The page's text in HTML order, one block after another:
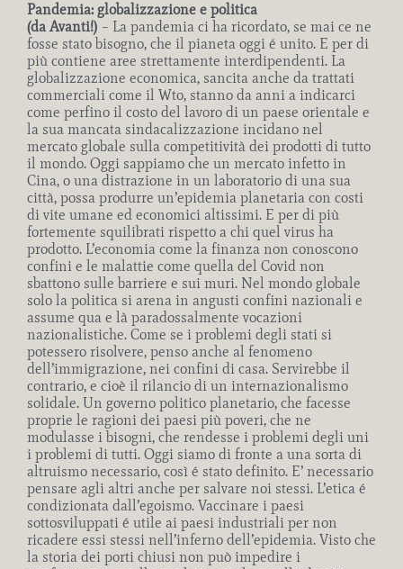
Pandemia: globalizzazione e politica
(da Avanti!) – La pandemia ci ha ricordato, se mai ce ne
fosse stato bisogno, che il pianeta oggi é unito. E per di
più contiene aree strettamente interdipendenti. La
globalizzazione economica, sancita anche da trattati
commerciali come il Wto, stanno da anni a indicarci
come perfino il costo del lavoro di un paese orientale e
la sua mancata sindacalizzazione incidano nel
mercato globale sulla competitività dei prodotti di tutto
il mondo. Oggi sappiamo che un mercato infetto in
Cina, o una distrazione in un laboratorio di una sua
città, possa produrre un’epidemia planetaria con costi
di vite umane ed economici altissimi. E per di più
fortemente squilibrati rispetto a chi quel virus ha
prodotto. L’economia come la finanza non conoscono
confini e le malattie come quella del Covid non
sbattono sulle barriere e sui muri. Nel mondo globale
solo la politica si arena in angusti confini nazionali e
assume qua e là paradossalmente vocazioni
nazionalistiche. Come se i problemi degli stati si
potessero risolvere, penso anche al fenomeno
dell’immigrazione, nei confini di casa. Servirebbe il
contrario, e cioè il rilancio di un internazionalismo
solidale. Un governo politico planetario, che facesse
proprie le ragioni dei paesi più poveri, che ne
modulasse i bisogni, che rendesse i problemi degli uni
i problemi di tutti. Oggi siamo di fronte a una sorta di
altruismo necessario, così é stato definito. E’ necessario
pensare agli altri anche per salvare noi stessi. L’etica é
condizionata dall’egoismo. Vaccinare i paesi
sottosviluppati é utile ai paesi industriali per non
ricadere essi stessi nell’inferno dell’epidemia. Visto che
la storia dei porti chiusi non può impedire i